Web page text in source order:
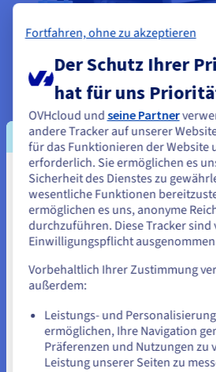
Durchgängige
Websites
SSL-Zertifikate DDoS-Schutz
Schützen Sie die Websites Ihrer
unerwarteten Ereignissen und
durch sichere Verbindungen über
erweiterte Schutzmaßnahmen gegen
automatische Backups, um Ihre Daten
wiederherstellen zu können. So sind
Ihr Business abzusichern und
können, auch im großen Maßstab.
Sie scheinen sich in
Staaten zu befinden.
Wenn Sie aus Vereinigte Staaten
sich auf der entsprechenden Website
Account erstellen.
us.ovhcloud.com/
Englisch
oder
Fortfahren, ohne zu akzeptieren
Der Schutz Ihrer
hat für uns
OVHcloud undseine Partner
andere Tracker auf unserer
für das Funktionieren der Website
erforderlich. Sie ermöglichen es
Sicherheit des Dienstes zu
wesentliche Funktionen
ermöglichen es uns, anonyme
durchzuführen. Diese Tracker sind
Einwilligungspflicht
Vorbehaltlich Ihrer Zustimmung
außerdem:
Leistungs- und
ermöglichen, Ihre Navigation
Präferenzen und Nutzungen zu
Leistung unserer Seiten zu